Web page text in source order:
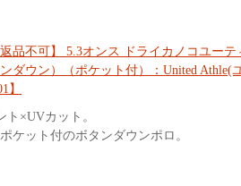
品不可】 5.3オンス ドライカノコユーテ
ダウン）（ポケット付）：United Athle(
】
ト×UVカット。
ケット付のボタンダウンポロ。